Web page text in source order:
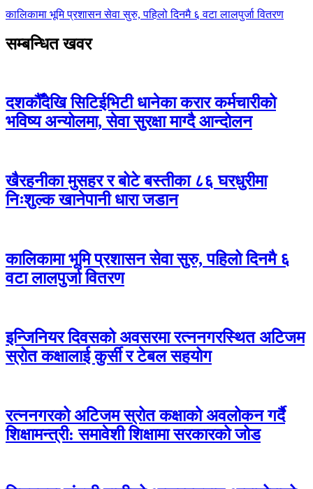
कालिकामा भूमि प्रशासन सेवा सुरु, पहिलो दिनमै ६ वटा लालपुर्जा वितरण
सम्बन्धित खवर
दशकौँदेखि सिटिईभिटी धानेका करार कर्मचारीको
भविष्य अन्योलमा, सेवा सुरक्षा माग्दै आन्दोलन
खैरहनीका मुसहर र बोटे बस्तीका ८६ घरधुरीमा
निःशुल्क खानेपानी धारा जडान
कालिकामा भूमि प्रशासन सेवा सुरु, पहिलो दिनमै ६
वटा लालपुर्जा वितरण
इन्जिनियर दिवसको अवसरमा रत्ननगरस्थित अटिजम
स्रोत कक्षालाई कुर्सी र टेबल सहयोग
रत्ननगरको अटिजम स्रोत कक्षाको अवलोकन गर्दै
शिक्षामन्त्री: समावेशी शिक्षामा सरकारको जोड